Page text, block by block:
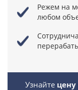
Режем на
любом
Узнайте цену